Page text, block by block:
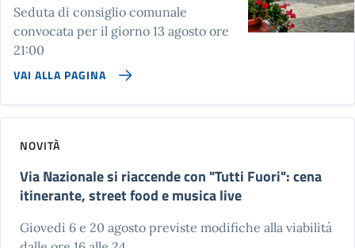
Seduta di consiglio comunale
convocata per il giorno 13 agosto ore
21:00
VAI ALLA PAGINA
NOVITÀ
Via Nazionale si riaccende con "Tutti Fuori": cena
itinerante, street food e musica live
Giovedì 6 e 20 agosto previste modifiche alla viabilità